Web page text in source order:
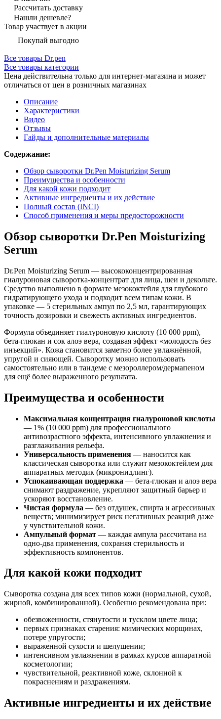
Рассчитать доставку
Нашли дешевле?
Товар участвует в акции
Покупай выгодно
Все товары Dr.pen
Все товары категории
Цена действительна только для интернет-магазина и может
отличаться от цен в розничных магазинах
Описание
Характеристики
Видео
Отзывы
Гайды и дополнительные материалы
Содержание:
Обзор сыворотки Dr.Pen Moisturizing Serum
Преимущества и особенности
Для какой кожи подходит
Активные ингредиенты и их действие
Полный состав (INCI)
Способ применения и меры предосторожности
Обзор сыворотки Dr.Pen Moisturizing
Serum
Dr.Pen Moisturizing Serum — высококонцентрированная
гиалуроновая сыворотка‑концентрат для лица, шеи и декольте.
Средство выполнено в формате мезококтейля для глубокого
гидратирующего ухода и подходит всем типам кожи. В
упаковке — 5 стерильных ампул по 2,5 мл, гарантирующих
точность дозировки и свежесть активных ингредиентов.
Формула объединяет гиалуроновую кислоту (10 000 ppm),
бета‑глюкан и сок алоэ вера, создавая эффект «молодость без
инъекций». Кожа становится заметно более увлажнённой,
упругой и сияющей. Сыворотку можно использовать
самостоятельно или в тандеме с мезороллером/дермапеном
для ещё более выраженного результата.
Преимущества и особенности
Максимальная концентрация гиалуроновой кислоты
— 1% (10 000 ppm) для профессионального
антивозрастного эффекта, интенсивного увлажнения и
разглаживания рельефа.
Универсальность применения — наносится как
классическая сыворотка или служит мезококтейлем для
аппаратных методик (микронидлинг).
Успокаивающая поддержка — бета‑глюкан и алоэ вера
снимают раздражение, укрепляют защитный барьер и
ускоряют восстановление.
Чистая формула — без отдушек, спирта и агрессивных
веществ; минимизирует риск негативных реакций даже
у чувствительной кожи.
Ампульный формат — каждая ампула рассчитана на
одно‑два применения, сохраняя стерильность и
эффективность компонентов.
Для какой кожи подходит
Сыворотка создана для всех типов кожи (нормальной, сухой,
жирной, комбинированной). Особенно рекомендована при:
обезвоженности, стянутости и тусклом цвете лица;
первых признаках старения: мимических морщинах,
потере упругости;
выраженной сухости и шелушении;
интенсивном увлажнении в рамках курсов аппаратной
косметологии;
чувствительной, реактивной коже, склонной к
покраснениям и раздражениям.
Активные ингредиенты и их действие